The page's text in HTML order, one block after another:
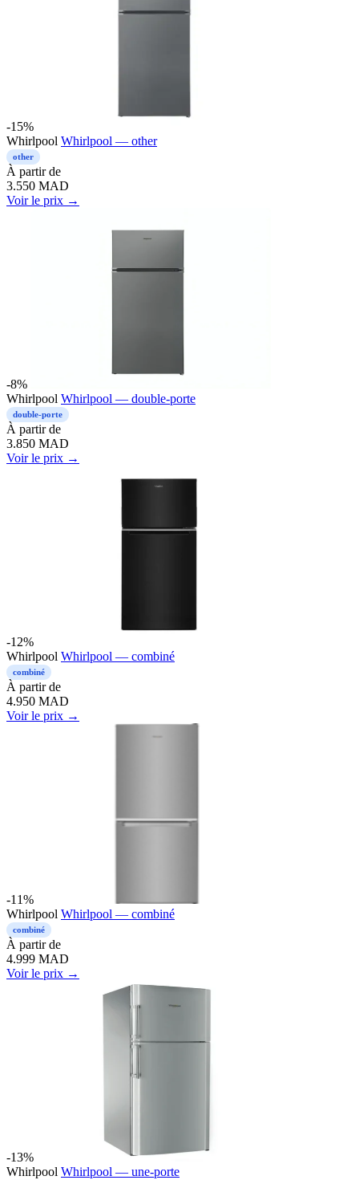
-15%
Whirlpool Whirlpool — other
other
À partir de
3.550 MAD
Voir le prix →
-8%
Whirlpool Whirlpool — double-porte
double-porte
À partir de
3.850 MAD
Voir le prix →
-12%
Whirlpool Whirlpool — combiné
combiné
À partir de
4.950 MAD
Voir le prix →
-11%
Whirlpool Whirlpool — combiné
combiné
À partir de
4.999 MAD
Voir le prix →
-13%
Whirlpool Whirlpool — une-porte